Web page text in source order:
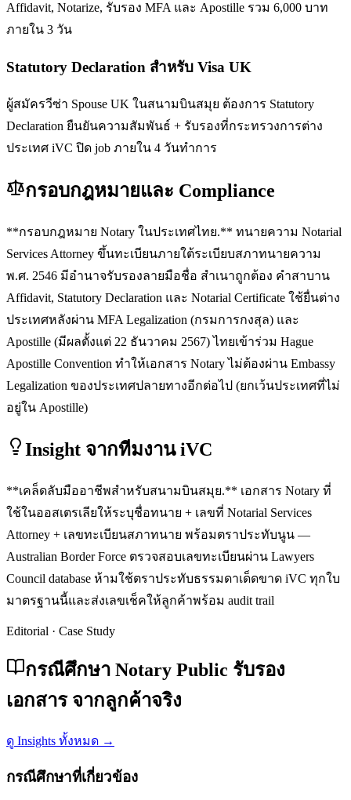
Affidavit, Notarize, รับรอง MFA และ Apostille รวม 6,000 บาท
ภายใน 3 วัน
Statutory Declaration สำหรับ Visa UK
ผู้สมัครวีซ่า Spouse UK ในสนามบินสมุย ต้องการ Statutory
Declaration ยืนยันความสัมพันธ์ + รับรองที่กระทรวงการต่าง
ประเทศ iVC ปิด job ภายใน 4 วันทำการ
กรอบกฎหมายและ Compliance
**กรอบกฎหมาย Notary ในประเทศไทย.** ทนายความ Notarial
Services Attorney ขึ้นทะเบียนภายใต้ระเบียบสภาทนายความ
พ.ศ. 2546 มีอำนาจรับรองลายมือชื่อ สำเนาถูกต้อง คำสาบาน
Affidavit, Statutory Declaration และ Notarial Certificate ใช้ยื่นต่าง
ประเทศหลังผ่าน MFA Legalization (กรมการกงสุล) และ
Apostille (มีผลตั้งแต่ 22 ธันวาคม 2567) ไทยเข้าร่วม Hague
Apostille Convention ทำให้เอกสาร Notary ไม่ต้องผ่าน Embassy
Legalization ของประเทศปลายทางอีกต่อไป (ยกเว้นประเทศที่ไม่
อยู่ใน Apostille)
Insight จากทีมงาน iVC
**เคล็ดลับมืออาชีพสำหรับสนามบินสมุย.** เอกสาร Notary ที่
ใช้ในออสเตรเลียให้ระบุชื่อทนาย + เลขที่ Notarial Services
Attorney + เลขทะเบียนสภาทนาย พร้อมตราประทับนูน —
Australian Border Force ตรวจสอบเลขทะเบียนผ่าน Lawyers
Council database ห้ามใช้ตราประทับธรรมดาเด็ดขาด iVC ทุกใบ
มาตรฐานนี้และส่งเลขเช็คให้ลูกค้าพร้อม audit trail
Editorial · Case Study
กรณีศึกษา Notary Public รับรอง
เอกสาร จากลูกค้าจริง
ดู Insights ทั้งหมด →
กรณีศึกษาที่เกี่ยวข้อง